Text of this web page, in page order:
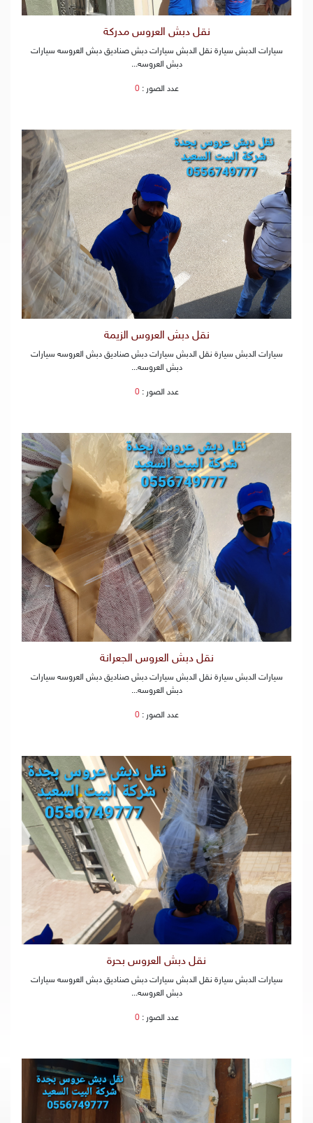
نقل دبش العروس مدركة
سيارات الدبش سيارة نقل الدبش سيارات دبش صناديق دبش العروسه سيارات
دبش العروسه...
عدد الصور :0
نقل دبش العروس الزيمة
سيارات الدبش سيارة نقل الدبش سيارات دبش صناديق دبش العروسه سيارات
دبش العروسه...
عدد الصور :0
نقل دبش العروس الجعرانة
سيارات الدبش سيارة نقل الدبش سيارات دبش صناديق دبش العروسه سيارات
دبش العروسه...
عدد الصور :0
نقل دبش العروس بحرة
سيارات الدبش سيارة نقل الدبش سيارات دبش صناديق دبش العروسه سيارات
دبش العروسه...
عدد الصور :0